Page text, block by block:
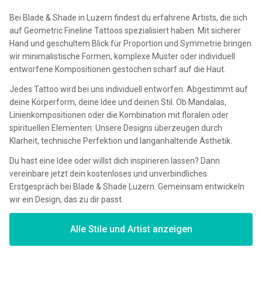
Bei Blade & Shade in Luzern findest du erfahrene Artists, die sich
auf Geometric Fineline Tattoos spezialisiert haben. Mit sicherer
Hand und geschultem Blick für Proportion und Symmetrie bringen
wir minimalistische Formen, komplexe Muster oder individuell
entworfene Kompositionen gestochen scharf auf die Haut.
Jedes Tattoo wird bei uns individuell entworfen. Abgestimmt auf
deine Körperform, deine Idee und deinen Stil. Ob Mandalas,
Linienkompositionen oder die Kombination mit floralen oder
spirituellen Elementen: Unsere Designs überzeugen durch
Klarheit, technische Perfektion und langanhaltende Ästhetik.
Du hast eine Idee oder willst dich inspirieren lassen? Dann
vereinbare jetzt dein kostenloses und unverbindliches
Erstgespräch bei Blade & Shade Luzern. Gemeinsam entwickeln
wir ein Design, das zu dir passt.
Alle Stile und Artist anzeigen